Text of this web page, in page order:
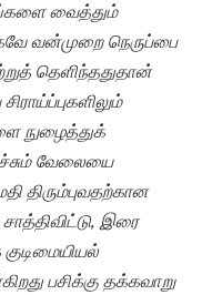
வைத்தும்
வன்முறை நெருப்பை
தெளிந்ததுதான்
நுழைத்துக்
வேலையை
திரும்புவதற்கான
இரை
பசிக்கு தக்கவாறு